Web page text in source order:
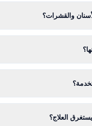
والقشرات؟
العلاج؟